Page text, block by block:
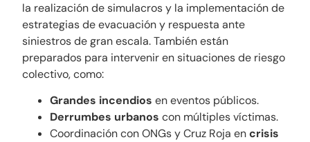
la realización de simulacros y la implementación de
estrategias de evacuación y respuesta ante
siniestros de gran escala. También están
preparados para intervenir en situaciones de riesgo
colectivo, como:
Grandes incendios en eventos públicos.
Derrumbes urbanos con múltiples víctimas.
Coordinación con ONGs y Cruz Roja encrisis